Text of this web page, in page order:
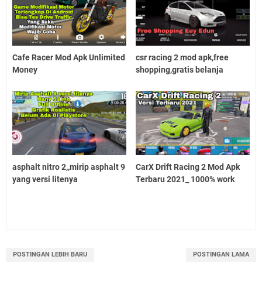
Cafe Racer Mod Apk Unlimited
Money
csr racing 2 mod apk,free
shopping,gratis belanja
asphalt nitro 2,,mirip asphalt 9
yang versi litenya
CarX Drift Racing 2 Mod Apk
Terbaru 2021_ 1000% work
POSTINGAN LEBIH BARU POSTINGAN LAMA